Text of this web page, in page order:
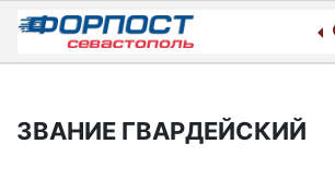
Skip
content
ЗВАНИЕ ГВАРДЕЙСКИЙ